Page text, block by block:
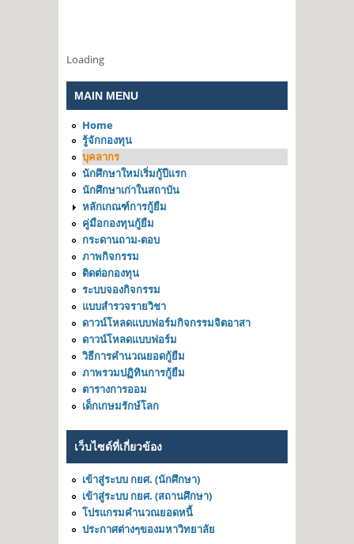
Loading
MAIN MENU
Home
รู้จักกองทุน
บุคลากร
นักศึกษาใหม่เริ่มกู้ปีแรก
นักศึกษาเก่าในสถาบัน
หลักเกณฑ์การกู้ยืม
คู่มือกองทุนกู้ยืม
กระดานถาม-ตอบ
ภาพกิจกรรม
ติดต่อกองทุน
ระบบจองกิจกรรม
แบบสำรวจรายวิชา
ดาวน์โหลดแบบฟอร์มกิจกรรมจิตอาสา
ดาวน์โหลดแบบฟอร์ม
วิธีการคำนวณยอดกู้ยืม
ภาพรวมปฏิทินการกู้ยืม
ตารางการออม
เด็กเกษมรักษ์โลก
เว็บไซด์ที่เกี่ยวข้อง
เข้าสู่ระบบ กยศ. (นักศึกษา)
เข้าสู่ระบบ กยศ. (สถานศึกษา)
โปรแกรมคำนวณยอดหนี้
ประกาศต่างๆของมหาวิทยาลัย